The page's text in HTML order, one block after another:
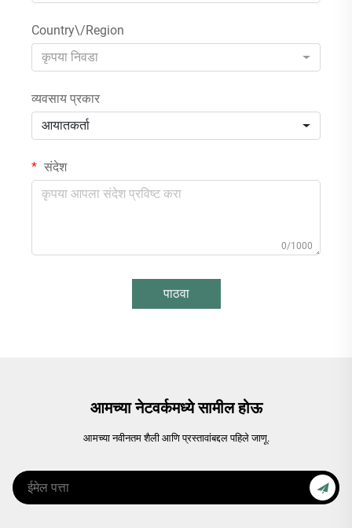
Country\/Region
कृपया निवडा
व्यवसाय प्रकार
आयातकर्ता
संदेश
0/1000
पाठवा
आमच्या नेटवर्कमध्ये सामील होऊ
आमच्या नवीनतम शैली आणि प्रस्तावांबद्दल पहिले जाणू.